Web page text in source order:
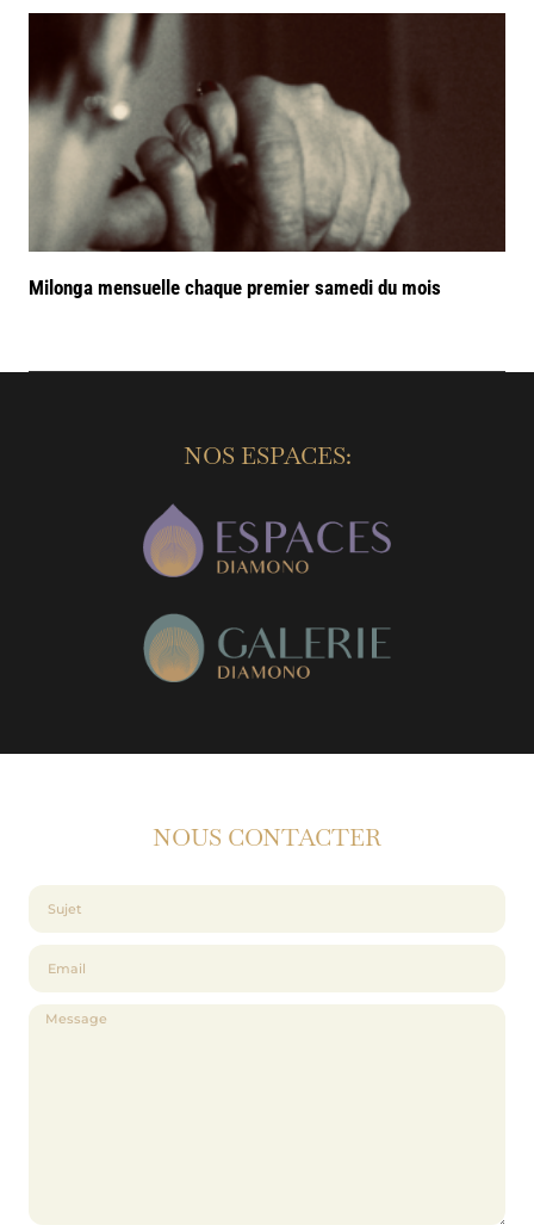
Milonga mensuelle chaque premier samedi du mois
NOS ESPACES:
NOUS CONTACTER